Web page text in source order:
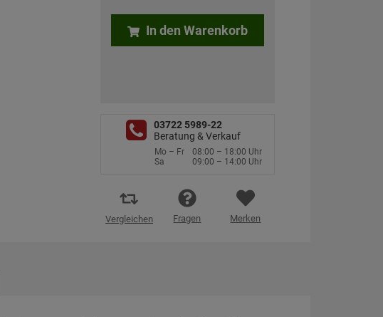
In den Warenkorb
03722 5989-22
Beratung & Verkauf
Mo – Fr
08:00 – 18:00 Uhr
Sa
09:00 – 14:00 Uhr
Vergleichen Fragen Merken